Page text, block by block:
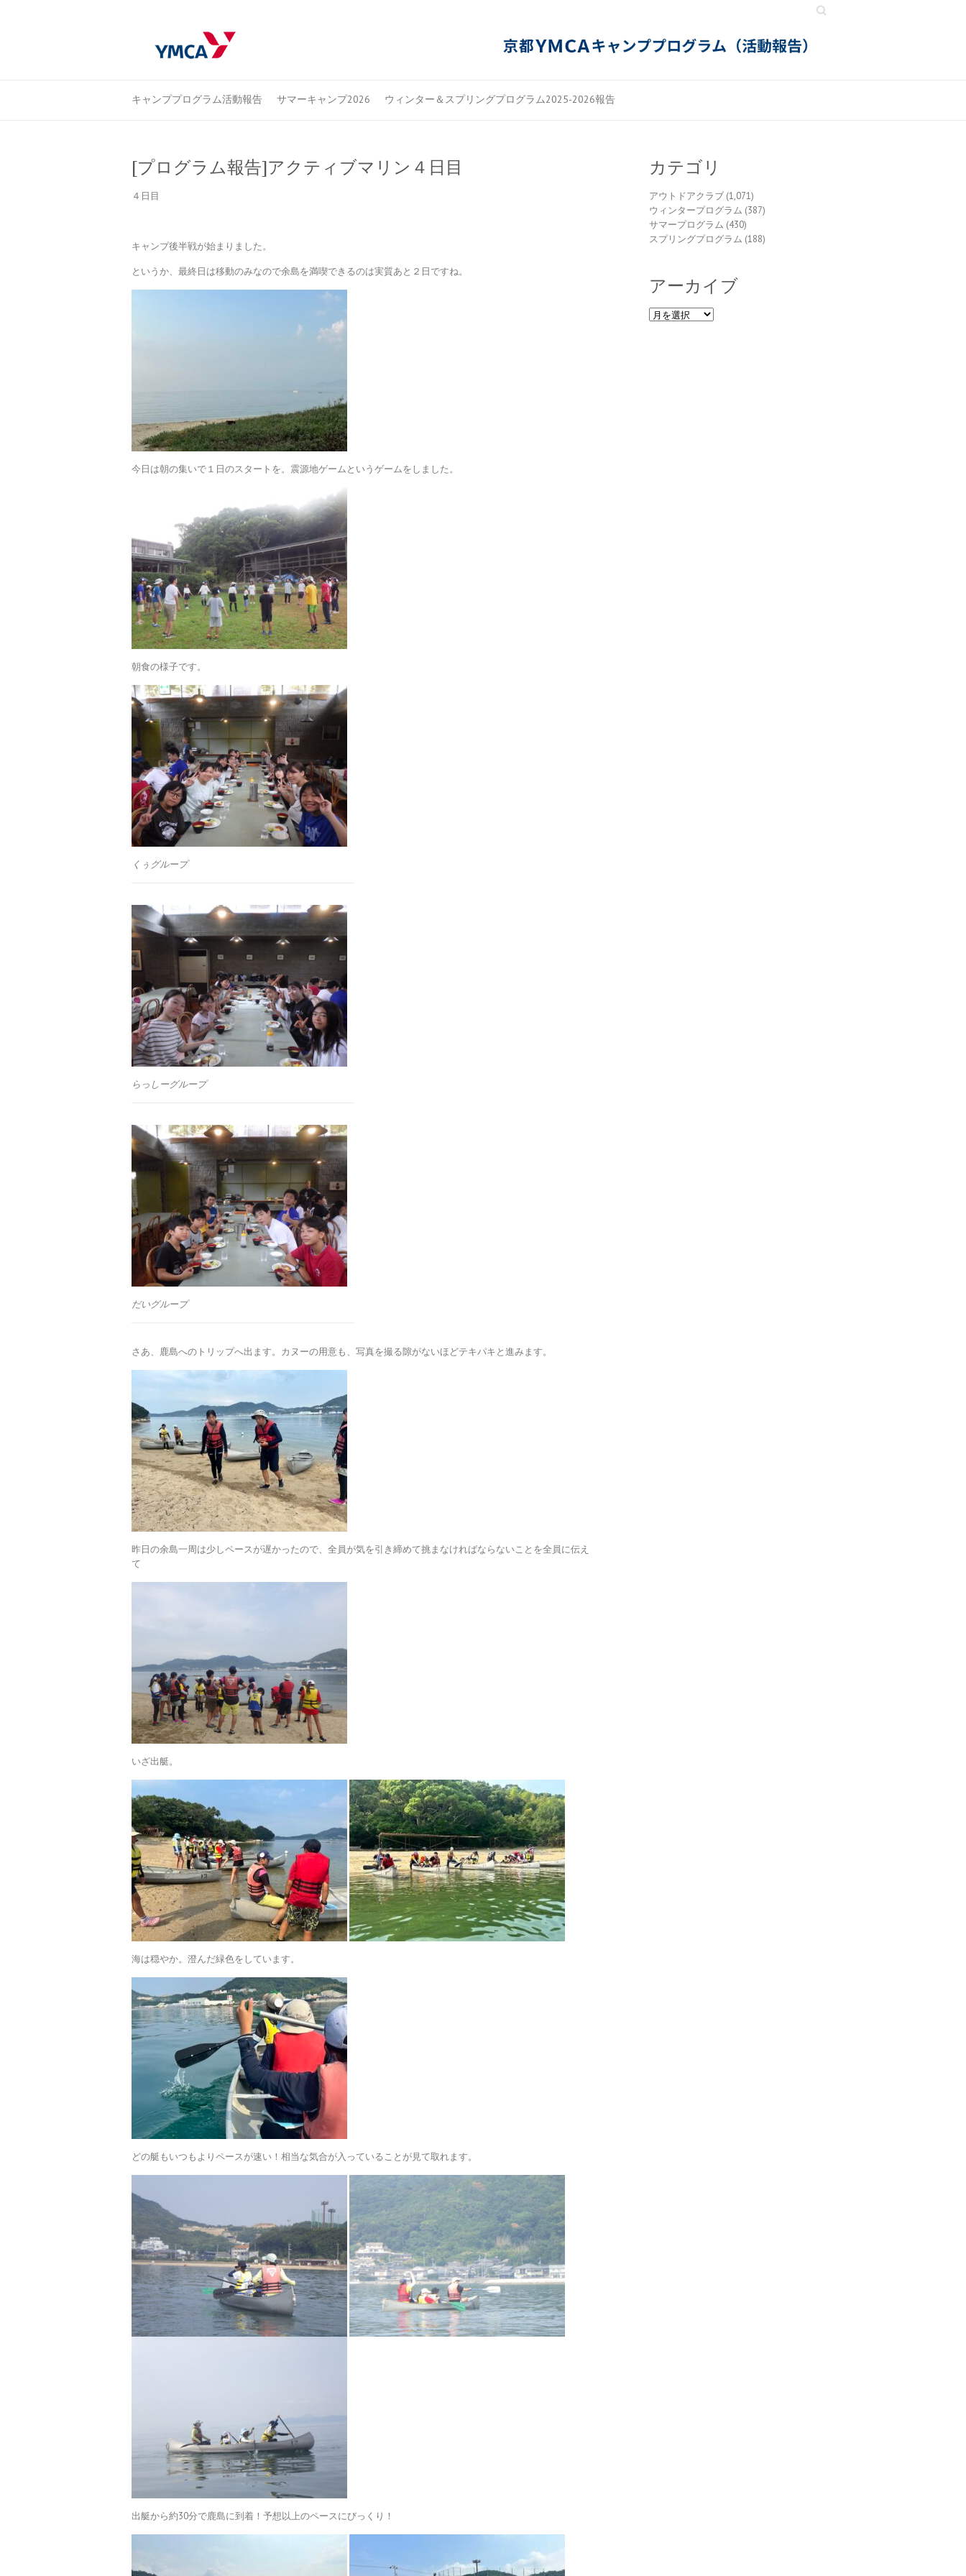
Search
キャンププログラム活動報告 サマーキャンプ2026 ウィンター＆スプリングプログラム2025-2026報告
[プログラム報告]アクティブマリン４日目
４日目
キャンプ後半戦が始まりました。
というか、最終日は移動のみなので余島を満喫できるのは実質あと２日ですね。
今日は朝の集いで１日のスタートを。震源地ゲームというゲームをしました。
朝食の様子です。
くぅグループ
らっしーグループ
だいグループ
さあ、鹿島へのトリップへ出ます。カヌーの用意も、写真を撮る隙がないほどテキパキと進みます。
昨日の余島一周は少しペースが遅かったので、全員が気を引き締めて挑まなければならないことを全員に伝え
て
いざ出艇。
海は穏やか。澄んだ緑色をしています。
どの艇もいつもよりペースが速い！相当な気合が入っていることが見て取れます。
出艇から約30分で鹿島に到着！予想以上のペースにびっくり！
カテゴリ
アウトドアクラブ (1,071)
ウィンタープログラム (387)
サマープログラム (430)
スプリングプログラム (188)
アーカイブ
ア